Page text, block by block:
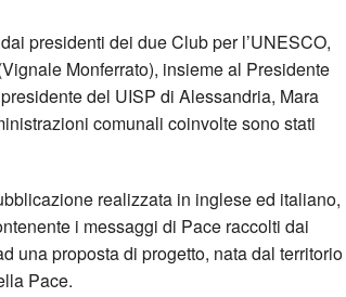
presidenti dei due Club per l’UNESCO,
Monferrato), insieme al Presidente
del UISP di Alessandria, Mara
comunali coinvolte sono stati
realizzata in inglese ed italiano,
i messaggi di Pace raccolti dai
una proposta di progetto, nata dal territorio
Pace.